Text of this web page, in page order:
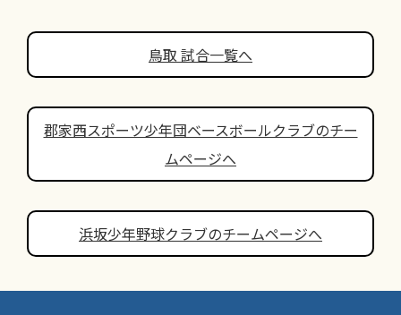
鳥取 試合一覧へ
郡家西スポーツ少年団ベースボールクラブのチー
ムページへ
浜坂少年野球クラブのチームページへ